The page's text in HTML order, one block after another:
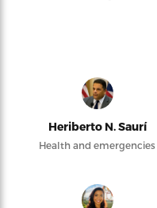
Heriberto N. Saurí
Health and emergencies